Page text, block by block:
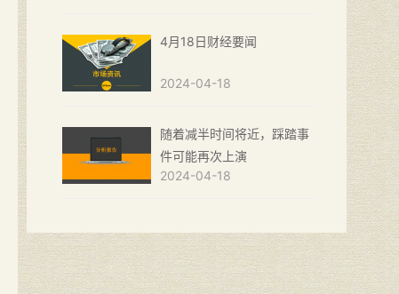
4月18日财经要闻
2024-04-18
随着减半时间将近，踩踏事
件可能再次上演
2024-04-18